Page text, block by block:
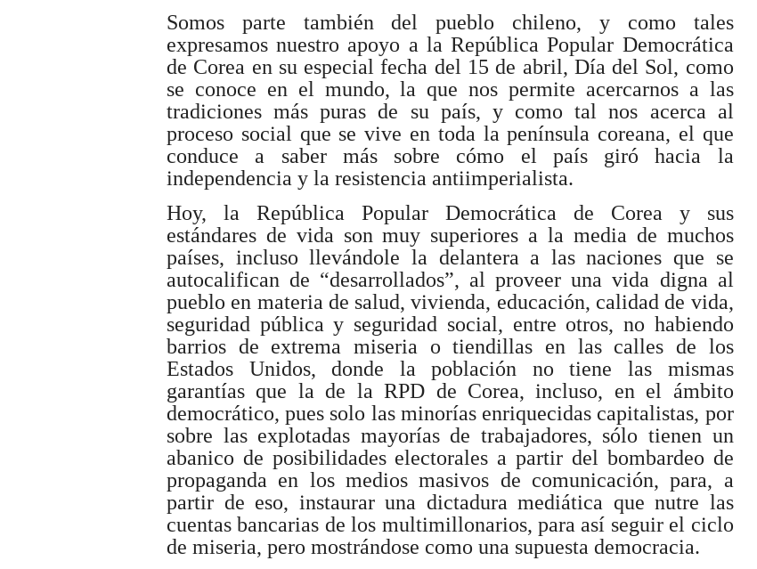
Somos parte también del pueblo chileno, y como tales
expresamos nuestro apoyo a la República Popular Democrática
de Corea en su especial fecha del 15 de abril, Día del Sol, como
se conoce en el mundo, la que nos permite acercarnos a las
tradiciones más puras de su país, y como tal nos acerca al
proceso social que se vive en toda la península coreana, el que
conduce a saber más sobre cómo el país giró hacia la
independencia y la resistencia antiimperialista.
Hoy, la República Popular Democrática de Corea y sus
estándares de vida son muy superiores a la media de muchos
países, incluso llevándole la delantera a las naciones que se
autocalifican de “desarrollados”, al proveer una vida digna al
pueblo en materia de salud, vivienda, educación, calidad de vida,
seguridad pública y seguridad social, entre otros, no habiendo
barrios de extrema miseria o tiendillas en las calles de los
Estados Unidos, donde la población no tiene las mismas
garantías que la de la RPD de Corea, incluso, en el ámbito
democrático, pues solo las minorías enriquecidas capitalistas, por
sobre las explotadas mayorías de trabajadores, sólo tienen un
abanico de posibilidades electorales a partir del bombardeo de
propaganda en los medios masivos de comunicación, para, a
partir de eso, instaurar una dictadura mediática que nutre las
cuentas bancarias de los multimillonarios, para así seguir el ciclo
de miseria, pero mostrándose como una supuesta democracia.